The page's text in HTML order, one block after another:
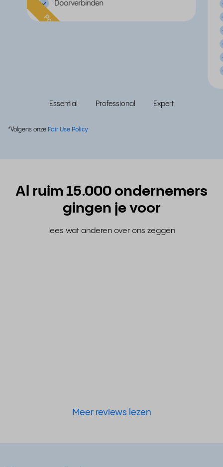
Doorverbinden
Populair
Essential Professional Expert
*Volgens onze Fair Use Policy
Al ruim 15.000 ondernemers
gingen je voor
lees wat anderen over ons zeggen
Meer reviews lezen